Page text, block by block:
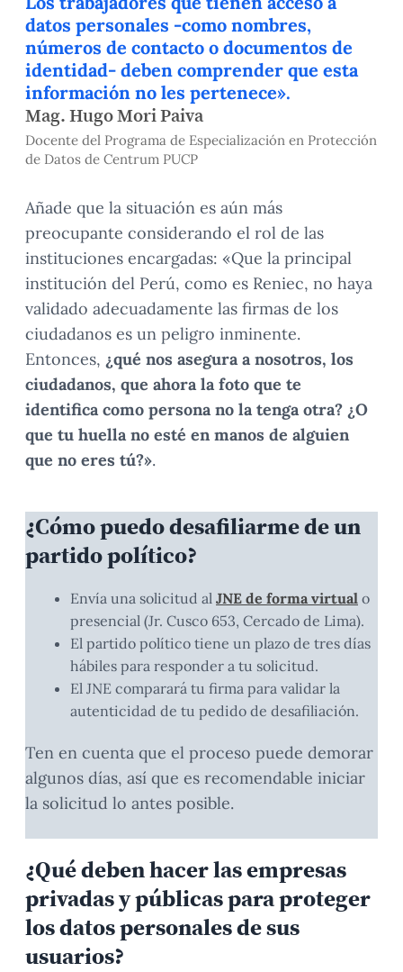
datos personales -como nombres,
números de contacto o documentos de
identidad- deben comprender que esta
información no les pertenece».
Mag. Hugo Mori Paiva
Docente del Programa de Especialización en Protección
de Datos de Centrum PUCP
Añade que la situación es aún más
preocupante considerando el rol de las
instituciones encargadas: «Que la principal
institución del Perú, como es Reniec, no haya
validado adecuadamente las firmas de los
ciudadanos es un peligro inminente.
Entonces, ¿qué nos asegura a nosotros, los
ciudadanos, que ahora la foto que te
identifica como persona no la tenga otra? ¿O
que tu huella no esté en manos de alguien
que no eres tú?».
¿Cómo puedo desafiliarme de un
partido político?
Envía una solicitud al JNE de forma virtual o
presencial (Jr. Cusco 653, Cercado de Lima).
El partido político tiene un plazo de tres días
hábiles para responder a tu solicitud.
El JNE comparará tu firma para validar la
autenticidad de tu pedido de desafiliación.
Ten en cuenta que el proceso puede demorar
algunos días, así que es recomendable iniciar
la solicitud lo antes posible.
¿Qué deben hacer las empresas
privadas y públicas para proteger
los datos personales de sus
usuarios?